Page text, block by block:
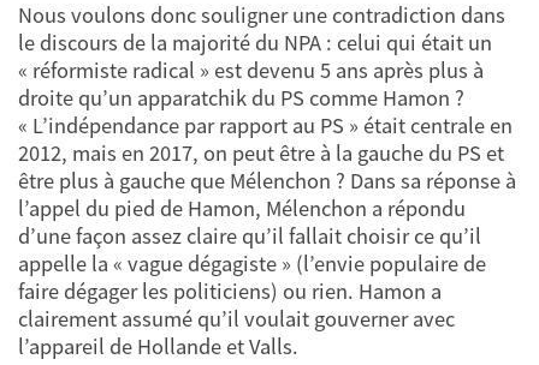
Nous voulons donc souligner une contradiction dans
le discours de la majorité du NPA : celui qui était un
« réformiste radical » est devenu 5 ans après plus à
droite qu’un apparatchik du PS comme Hamon ?
« L’indépendance par rapport au PS » était centrale en
2012, mais en 2017, on peut être à la gauche du PS et
être plus à gauche que Mélenchon ? Dans sa réponse à
l’appel du pied de Hamon, Mélenchon a répondu
d’une façon assez claire qu’il fallait choisir ce qu’il
appelle la « vague dégagiste » (l’envie populaire de
faire dégager les politiciens) ou rien. Hamon a
clairement assumé qu’il voulait gouverner avec
l’appareil de Hollande et Valls.